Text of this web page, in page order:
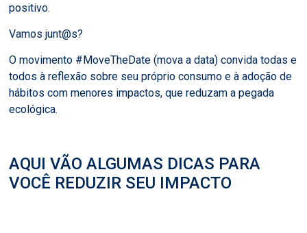
positivo.
Vamos junt@s?
O movimento #MoveTheDate (mova a data) convida todas e
todos à reflexão sobre seu próprio consumo e à adoção de
hábitos com menores impactos, que reduzam a pegada
ecológica.
AQUI VÃO ALGUMAS DICAS PARA
VOCÊ REDUZIR SEU IMPACTO